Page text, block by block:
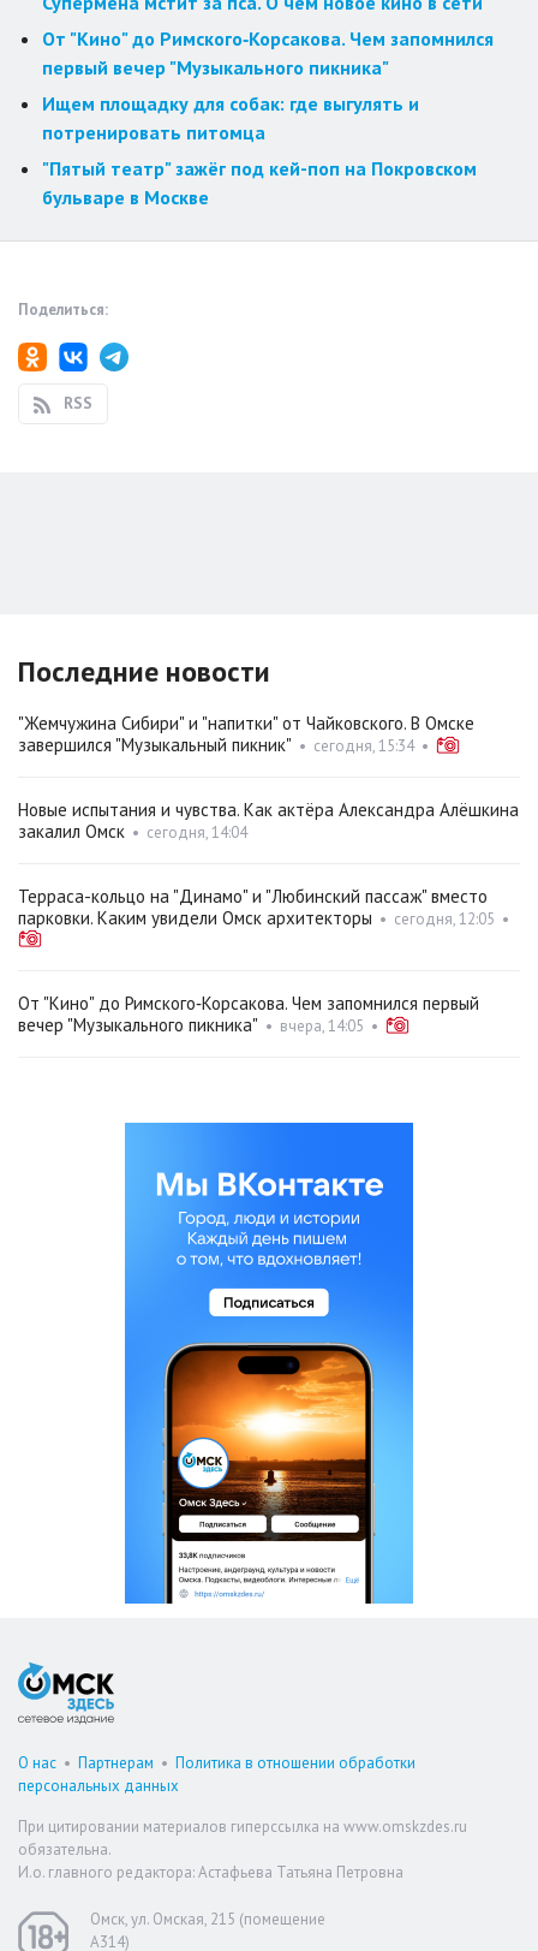
От "Кино" до Римского‑Корсакова. Чем запомнился
первый вечер "Музыкального пикника"
Ищем площадку для собак: где выгулять и
потренировать питомца
"Пятый театр" зажёг под кей-поп на Покровском
бульваре в Москве
Поделиться:
RSS
Последние новости
"Жемчужина Сибири" и "напитки" от Чайковского. В Омске
завершился "Музыкальный пикник" • сегодня, 15:34•
Новые испытания и чувства. Как актёра Александра Алёшкина
закалил Омск • сегодня, 14:04
Терраса-кольцо на "Динамо" и "Любинский пассаж" вместо
парковки. Каким увидели Омск архитекторы • сегодня, 12:05 •
От "Кино" до Римского‑Корсакова. Чем запомнился первый
вечер "Музыкального пикника" • вчера, 14:05 •
О нас • Партнерам • Политика в отношении обработки
персональных данных
При цитировании материалов гиперссылка на www.omskzdes.ru
обязательна.
И.о. главного редактора: Астафьева Татьяна Петровна
Омск, ул. Омская, 215 (помещение
А314)